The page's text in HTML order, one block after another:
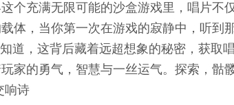
个充满无限可能的沙盒游戏里，唱片不
体，当你第一次在游戏的寂静中，听到
道，这背后藏着远超想象的秘密，获取
家的勇气，智慧与一丝运气。探索，骷
响诗